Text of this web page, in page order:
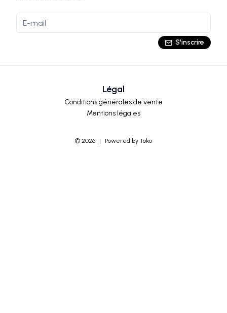
S'inscrire
Légal
Conditions générales de vente
Mentions légales
© 2026 | Powered by Toko